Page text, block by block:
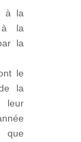
à la
à la
la
le
la
leur
que